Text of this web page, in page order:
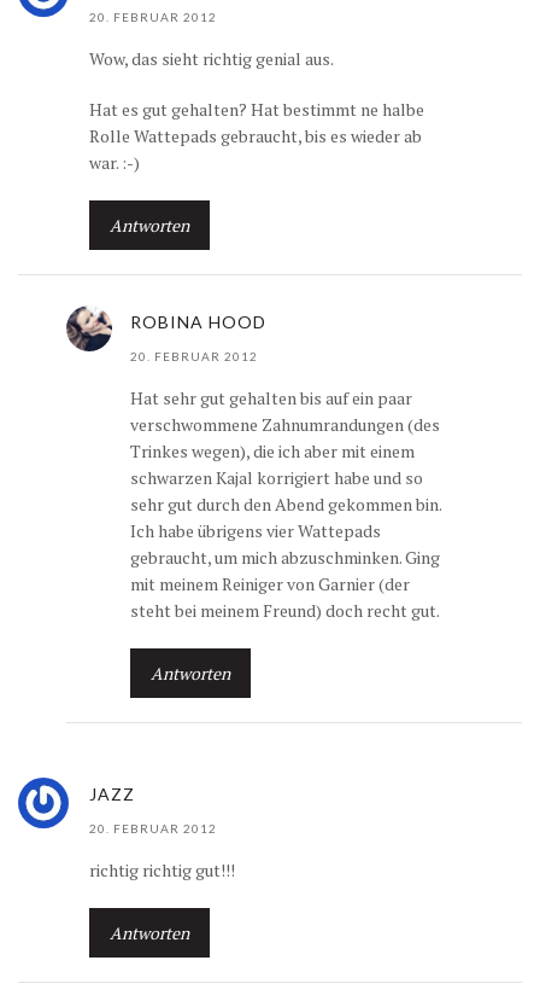
20. FEBRUAR 2012
Wow, das sieht richtig genial aus.
Hat es gut gehalten? Hat bestimmt ne halbe
Rolle Wattepads gebraucht, bis es wieder ab
war. :-)
Antworten
ROBINA HOOD
20. FEBRUAR 2012
Hat sehr gut gehalten bis auf ein paar
verschwommene Zahnumrandungen (des
Trinkes wegen), die ich aber mit einem
schwarzen Kajal korrigiert habe und so
sehr gut durch den Abend gekommen bin.
Ich habe übrigens vier Wattepads
gebraucht, um mich abzuschminken. Ging
mit meinem Reiniger von Garnier (der
steht bei meinem Freund) doch recht gut.
Antworten
JAZZ
20. FEBRUAR 2012
richtig richtig gut!!!
Antworten